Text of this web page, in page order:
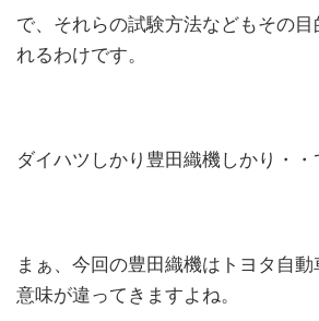
で、それらの試験方法などもその
れるわけです。
ダイハツしかり豊田織機しかり・・
まぁ、今回の豊田織機はトヨタ自
意味が違ってきますよね。